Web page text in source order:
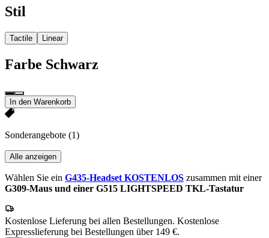
Stil
Tactile Linear
Farbe Schwarz
In den Warenkorb
Sonderangebote (1)
Alle anzeigen
Wählen Sie ein G435-Headset KOSTENLOS zusammen mit einer
G309-Maus und einer G515 LIGHTSPEED TKL-Tastatur
Kostenlose Lieferung bei allen Bestellungen. Kostenlose
Expresslieferung bei Bestellungen über 149 €.